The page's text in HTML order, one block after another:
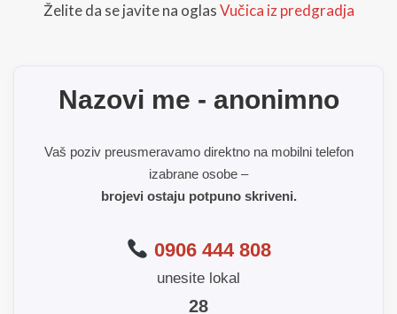
Želite da se javite na oglasVučica iz predgradja
Nazovi me - anonimno
Vaš poziv preusmeravamo direktno na mobilni telefon
izabrane osobe –
brojevi ostaju potpuno skriveni.
0906 444 808
unesite lokal
28